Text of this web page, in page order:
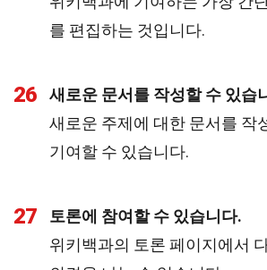
를 편집하는 것입니다.
26
새로운 문서를 작성할 수 있습
새로운 주제에 대한 문서를 작
기여할 수 있습니다.
27
토론에 참여할 수 있습니다.
위키백과의 토론 페이지에서